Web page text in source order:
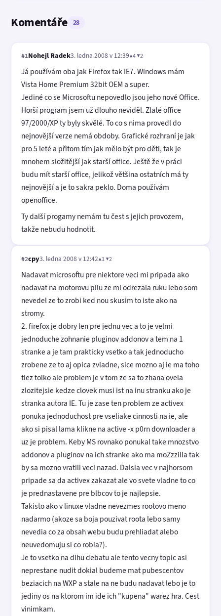
Komentáře 28
#1Nohejl Radek3. ledna 2008 v 12:39▲4 ▼2
Já používám oba jak Firefox tak IE7. Windows mám
Vista Home Premium 32bit OEM a super.
Jediné co se Microsoftu nepovedlo jsou jeho nové Office.
Horší program jsem už dlouho neviděl. Zlaté office
97/2000/XP ty byly skvělé. To co s nima provedl do
nejnovější verze nemá obdoby. Grafické rozhraní je jak
pro 5 leté a přitom tím jak mělo být pro děti, tak je
mnohem složitější jak starší office. Ještě že v práci
budu mít starší office, jelikož většina ostatních má ty
nejnovější a je to sakra peklo. Doma používám
openoffice.
Ty další progamy nemám tu čest s jejich provozem,
takže nebudu hodnotit.
#2cpy3. ledna 2008 v 12:42▲1 ▼2
Nadavat microsoftu pre niektore veci mi pripada ako
nadavat na motorovu pilu ze mi odrezala ruku lebo som
nevedel ze to zrobi ked nou skusim to iste ako na
stromy.
2. firefox je dobry len pre jednu vec a to je velmi
jednoduche zohnanie pluginov addonov a tem na 1
stranke a je tam prakticky vsetko a tak jednoducho
zrobene ze to aj opica zvladne, sice mozno aj ie ma toho
tiez tolko ale problem je v tom ze sa to zhana ovela
zlozitejsie kedze clovek musi ist na inu stranku ako je
stranka autora IE. Tu je zase ten problem ze activex
ponuka jednoduchost pre vseliake cinnosti na ie, ale
ako si pisal lama klikne na active -x p0rn downloader a
uz je problem. Keby MS rovnako ponukal take mnozstvo
addonov a pluginov na ich stranke ako ma moZzzilla tak
by sa mozno vratili veci nazad. Dalsia vec v najhorsom
pripade sa da activex zakazat ale vo svete vladne to co
je prednastavene pre blbcov to je najlepsie.
Takisto ako v linuxe vladne nevezmes rootovo meno
nadarmo (akoze sa boja pouzivat roota lebo samy
nevedia co za obsah webu budu prehliadat alebo
neuvedomuju si co robia?).
Je to vsetko na dlhu debatu ale tento vecny topic asi
neprestane nudit dokial budeme mat pubescentov
beziacich na WXP a stale na ne budu nadavat lebo je to
jediny os na ktorom im ide ich "kupena" warez hra. Cest
vinimkam.